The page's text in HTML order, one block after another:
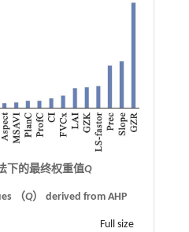
下的最终权重值Q
（Q） derived from AHP
Full size